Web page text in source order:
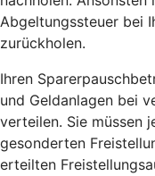
Abgeltungssteuer bei
zurückholen.
Ihren
und Geldanlagen bei
verteilen. Sie müssen
gesonderten
erteilten